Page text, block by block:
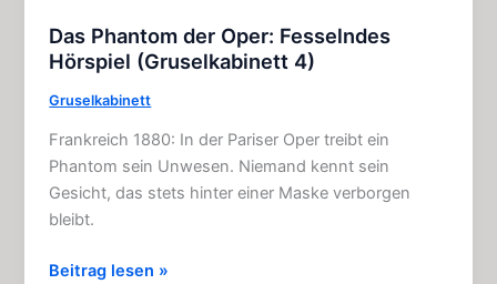
Das Phantom der Oper: Fesselndes
Hörspiel (Gruselkabinett 4)
Gruselkabinett
Frankreich 1880: In der Pariser Oper treibt ein
Phantom sein Unwesen. Niemand kennt sein
Gesicht, das stets hinter einer Maske verborgen
bleibt.
Das
Beitrag lesen »